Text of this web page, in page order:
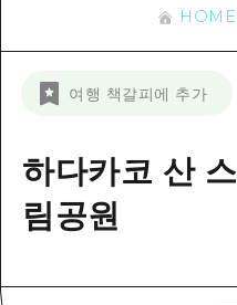
나이트
기준
자연
미야지마
빠른 여행
게이호쿠
야마구치(
시마네(島
접근
히로시마
뉴스
HOME
여행 책갈피에 추가
하다카코 산
림공원